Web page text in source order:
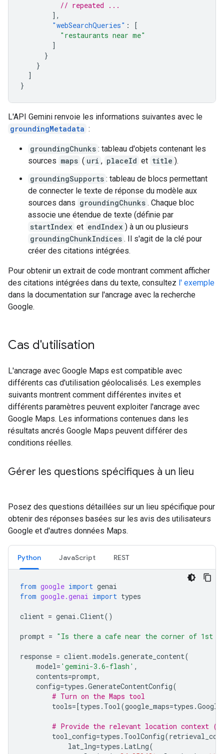
// repeated ...
],
"webSearchQueries" :
[
"restaurants near me"
]
}
}
]
}
L'API Gemini renvoie les informations suivantes avec le
groundingMetadata :
groundingChunks : tableau d'objets contenant les
sources maps ( uri , placeId et title ).
groundingSupports : tableau de blocs permettant
de connecter le texte de réponse du modèle aux
sources dans groundingChunks . Chaque bloc
associe une étendue de texte (définie par
startIndex et endIndex ) à un ou plusieurs
groundingChunkIndices . Il s'agit de la clé pour
créer des citations intégrées.
Pour obtenir un extrait de code montrant comment afficher
des citations intégrées dans du texte, consultez l' exemple
dans la documentation sur l'ancrage avec la recherche
Google.
Cas d'utilisation
L'ancrage avec Google Maps est compatible avec
différents cas d'utilisation géolocalisés. Les exemples
suivants montrent comment différentes invites et
différents paramètres peuvent exploiter l'ancrage avec
Google Maps. Les informations contenues dans les
résultats ancrés Google Maps peuvent différer des
conditions réelles.
Gérer les questions spécifiques à un lieu
Posez des questions détaillées sur un lieu spécifique pour
obtenir des réponses basées sur les avis des utilisateurs
Google et d'autres données Maps.
Python JavaScript REST
from google import genai
from google.genai import types
client = genai .Client()
prompt = "Is there a cafe near the corner of 1st
response = client.models .generate_content(
model= 'gemini-3.6-flash' ,
contents=prompt,
config=types .GenerateContentConfig(
# Turn on the Maps tool
tools=[types . Tool(google_maps=types .
# Provide the relevant location context
tool_config=types . ToolConfig(
lat_lng=types . LatLng(